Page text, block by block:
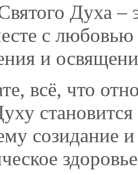
Духа –
с
и
всё, что
созидание